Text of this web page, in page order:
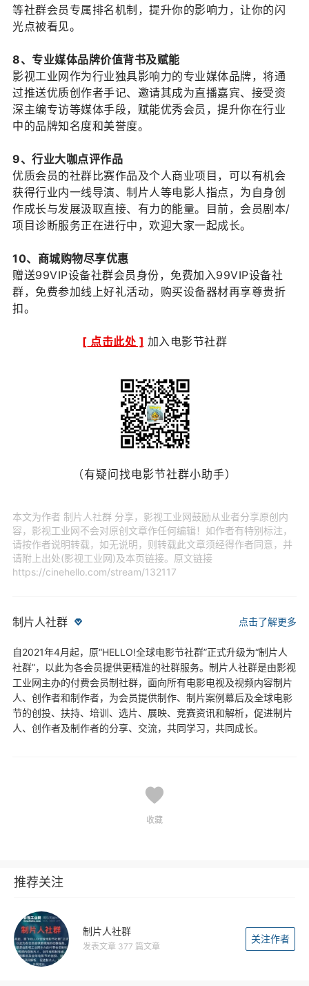
等社群会员专属排名机制，提升你的影响力，让你的闪
光点被看见。
8、专业媒体品牌价值背书及赋能
影视工业网作为行业独具影响力的专业媒体品牌，将通
过推送优质创作者手记、邀请其成为直播嘉宾、接受资
深主编专访等媒体手段，赋能优秀会员，提升你在行业
中的品牌知名度和美誉度。
9、行业大咖点评作品
优质会员的社群比赛作品及个人商业项目，可以有机会
获得行业内一线导演、制片人等电影人指点，为自身创
作成长与发展汲取直接、有力的能量。目前，会员剧本/
项目诊断服务正在进行中，欢迎大家一起成长。
10、商城购物尽享优惠
赠送99VIP设备社群会员身份，免费加入99VIP设备社
群，免费参加线上好礼活动，购买设备器材再享尊贵折
扣。
[ 点击此处] 加入电影节社群
（有疑问找电影节社群小助手）
本文为作者 制片人社群 分享，影视工业网鼓励从业者分享原创内
容，影视工业网不会对原创文章作任何编辑！如作者有特别标注，
请按作者说明转载，如无说明，则转载此文章须经得作者同意，并
请附上出处(影视工业网)及本页链接。原文链接
https://cinehello.com/stream/132117
制片人社群 点击了解更多
自2021年4月起，原“HELLO!全球电影节社群”正式升级为“制片人
社群”，以此为各会员提供更精准的社群服务。制片人社群是由影视
工业网主办的付费会员制社群，面向所有电影电视及视频内容制片
人、创作者和制作者，为会员提供制作、制片案例幕后及全球电影
节的创投、扶持、培训、选片、展映、竞赛资讯和解析，促进制片
人、创作者及制作者的分享、交流，共同学习，共同成长。
收藏
推荐关注
制片人社群
发表文章 377 篇文章
关注作者